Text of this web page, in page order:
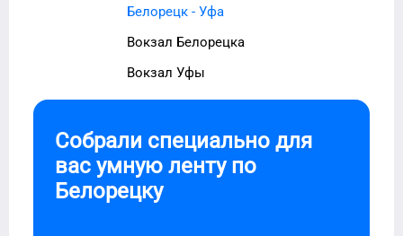
Белорецк - Уфа
Вокзал Белорецка
Вокзал Уфы
Собрали специально для
вас умную ленту по
Белорецку